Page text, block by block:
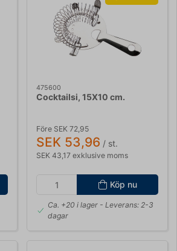
475600
Cocktailsi, 15X10 cm.
Före SEK 72,95
SEK 53,96 / st.
SEK 43,17 exklusive moms
Köp nu
Ca. +20 i lager- Leverans: 2-3
dagar